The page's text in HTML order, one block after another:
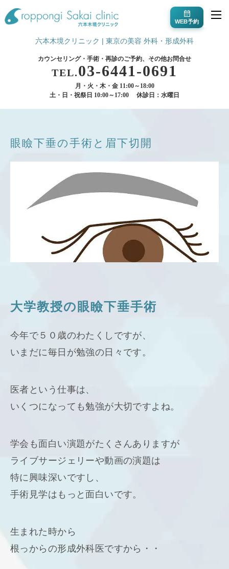
WEB予約
六本木境クリニック | 東京の美容 外科・形成外科
カウンセリング・手術・再診のご予約、その他お問合せ
TEL.03-6441-0691
月・火・木・金 11:00～18:00
土・日・祝祭日 10:00～17:00
休診日：水曜日
眼瞼下垂の手術と眉下切開
大学教授の眼瞼下垂手術
今年で５０歳のわたくしですが、
いまだに毎日が勉強の日々です。
医者という仕事は、
いくつになっても勉強が大切ですよね。
学会も面白い演題がたくさんありますが
ライブサージェリーや動画の演題は
特に興味深いですし、
手術見学はもっと面白いです。
生まれた時から
根っからの形成外科医ですから・・